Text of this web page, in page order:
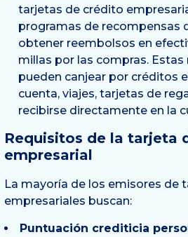
tarjetas de crédito
programas de recompensas
obtener reembolsos en
millas por las compras.
pueden canjear por créditos
cuenta, viajes, tarjetas de
recibirse directamente en la
Requisitos de la tarjeta
empresarial
La mayoría de los emisores de
empresariales buscan:
Puntuación crediticia